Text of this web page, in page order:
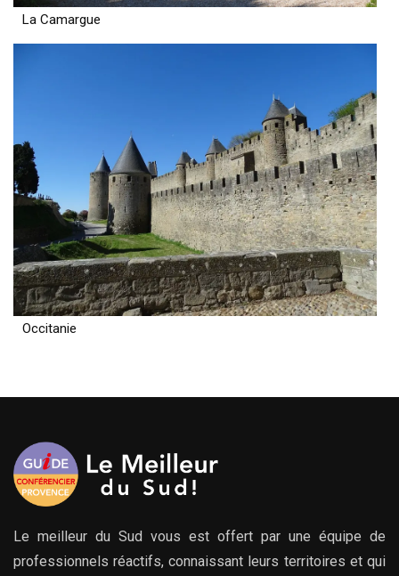
La Camargue
Occitanie
Le meilleur du Sud vous est offert par une équipe de
professionnels réactifs, connaissant leurs territoires et qui